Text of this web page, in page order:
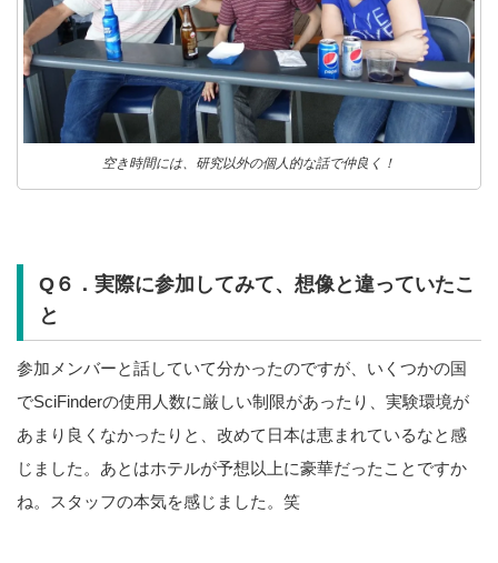
空き時間には、研究以外の個人的な話で仲良く！
Q６．実際に参加してみて、想像と違っていたこ
と
参加メンバーと話していて分かったのですが、いくつかの国
でSciFinderの使用人数に厳しい制限があったり、実験環境が
あまり良くなかったりと、改めて日本は恵まれているなと感
じました。あとはホテルが予想以上に豪華だったことですか
ね。スタッフの本気を感じました。笑